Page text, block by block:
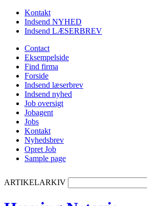
Kontakt
Indsend NYHED
Indsend LÆSERBREV
Contact
Eksempelside
Find firma
Forside
Indsend læserbrev
Indsend nyhed
Job oversigt
Jobagent
Jobs
Kontakt
Nyhedsbrev
Opret Job
Sample page
ARTIKELARKIV